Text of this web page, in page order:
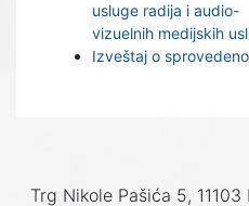
usluge radija i audio-
vizuelnih medijskih
Izveštaj o
Trg Nikole Pašića 5,